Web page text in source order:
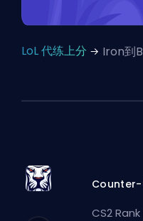
LoL 代练上分 Iron到
CS2